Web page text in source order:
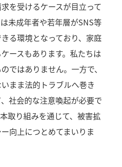
を受けるケースが目立って
未成年者や若年層がSNS等
る環境となっており、家庭
ースもあります。私たちは
ではありません。一方で、
まま法的トラブルへ巻き
社会的な注意喚起が必要で
取り組みを通じて、被害拡
向上につとめてまいりま